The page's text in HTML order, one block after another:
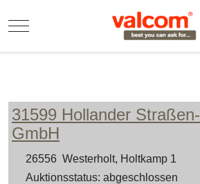
Mobile Menu Toggle
31599 Hollander
GmbH
26556 Westerholt, Holtkamp 1
Auktionsstatus: abgeschlossen